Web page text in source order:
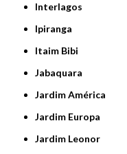
Interlagos
Ipiranga
Itaim Bibi
Jabaquara
Jardim América
Jardim Europa
Jardim Leonor